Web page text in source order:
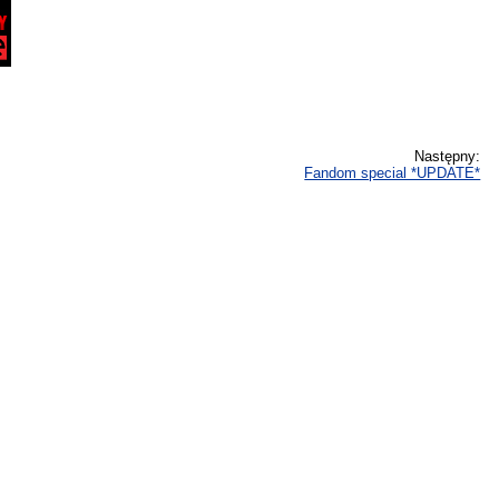
Następny:
Fandom special *UPDATE*